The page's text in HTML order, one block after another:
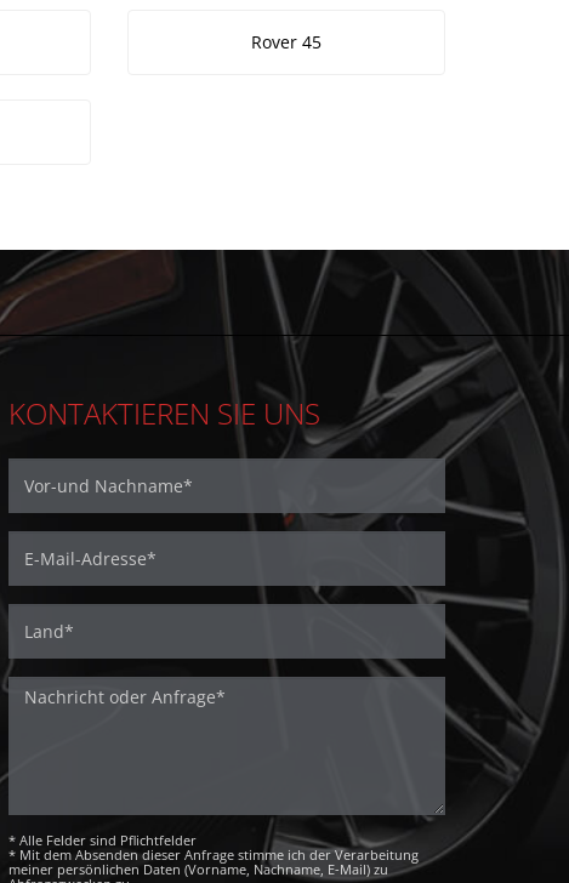
Rover 45
KONTAKTIEREN SIE UNS
* Alle Felder sind Pflichtfelder
* Mit dem Absenden dieser Anfrage stimme ich der Verarbeitung
meiner persönlichen Daten (Vorname, Nachname, E-Mail) zu